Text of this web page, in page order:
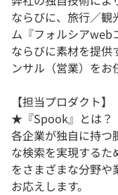
ならびに、旅行／観
ム『フォルシアweb
ならびに素材を提供
ンサル（営業）をお
【担当プロダクト】
★『Spook』とは？
各企業が独自に持つ
な検索を実現するた
をさまざまな分野や
お応えします。